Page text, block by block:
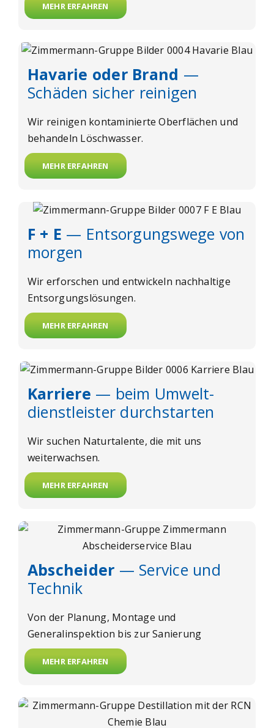
MEHR ERFAHREN
Havarie oder Brand —
Schäden sicher reinigen
Wir reinigen kontaminierte Oberflächen und
behandeln Löschwasser.
MEHR ERFAHREN
F + E — Entsorgungswege von
morgen
Wir erforschen und entwickeln nachhaltige
Entsorgungslösungen.
MEHR ERFAHREN
Karriere — beim Umwelt­
dienstleister durchstarten
Wir suchen Naturtalente, die mit uns
weiterwachsen.
MEHR ERFAHREN
Abscheider — Service und
Technik
Von der Planung, Montage und
Generalinspektion bis zur Sanierung
MEHR ERFAHREN